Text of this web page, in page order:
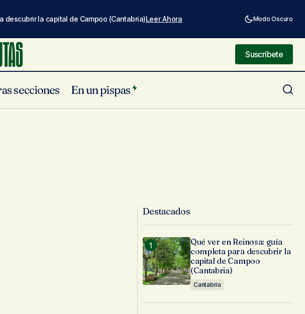
descubrir la capital de Campoo (Cantabria)Leer Ahora Modo Oscuro
Suscríbete
Suscríbete
secciones En un pispas
Destacados
Qué ver en Reinosa: guía
completa para descubrir la
capital de Campoo
(Cantabria)
Cantabria